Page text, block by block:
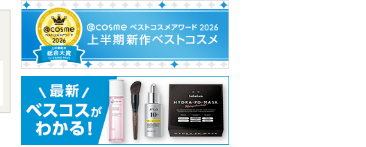
グサイトへ
グサイトへ